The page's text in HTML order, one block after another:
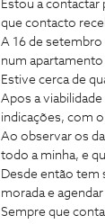
Estou a
que contacto
A 16 de
num
Estive cerca de
Apos a
indicações, com
Ao observar os
todo a minha, e
Desde então tem
morada e
Sempre que